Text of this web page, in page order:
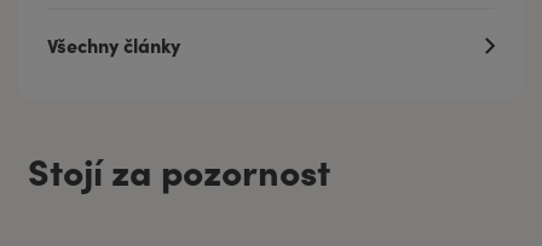
Všechny články
Stojí za pozornost